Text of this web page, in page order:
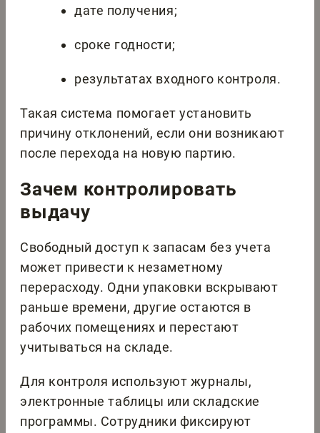
дате получения;
сроке годности;
результатах входного контроля.
Такая система помогает установить
причину отклонений, если они возникают
после перехода на новую партию.
Зачем контролировать
выдачу
Свободный доступ к запасам без учета
может привести к незаметному
перерасходу. Одни упаковки вскрывают
раньше времени, другие остаются в
рабочих помещениях и перестают
учитываться на складе.
Для контроля используют журналы,
электронные таблицы или складские
программы. Сотрудники фиксируют